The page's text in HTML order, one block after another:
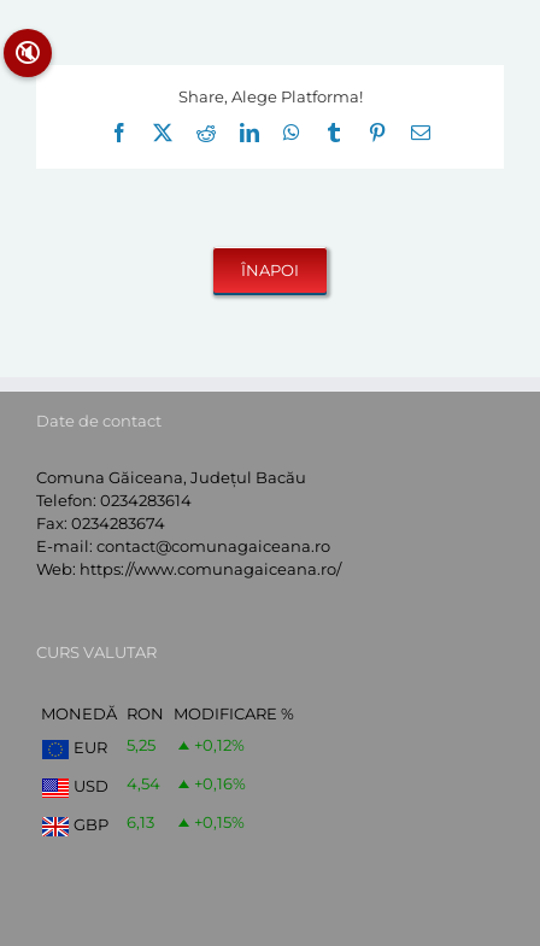
Share, Alege Platforma!
Facebook
RedditLinkedInWhatsApp
Tumblr Pinterest
E-
Date de contact
Comuna Găiceana, Județul Bacău
Telefon: 0234283614
Fax: 0234283674
E-mail: contact@comunagaiceana.ro
Web: https://www.comunagaiceana.ro/
CURS VALUTAR
MONEDĂ RON
MODIFICARE %
EUR
5,25 +0,12%
USD 4,54 +0,16%
GBP 6,13 +0,15%
🔇